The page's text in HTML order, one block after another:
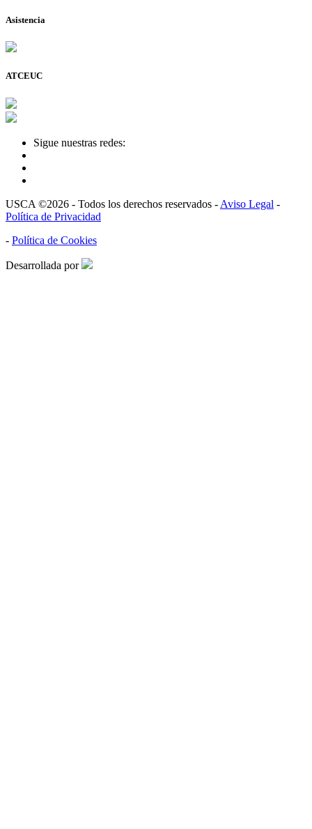
Asistencia
ATCEUC
Sigue nuestras redes:
USCA ©2026 - Todos los derechos reservados - Aviso Legal -
Política de Privacidad
- Política de Cookies
Desarrollada por